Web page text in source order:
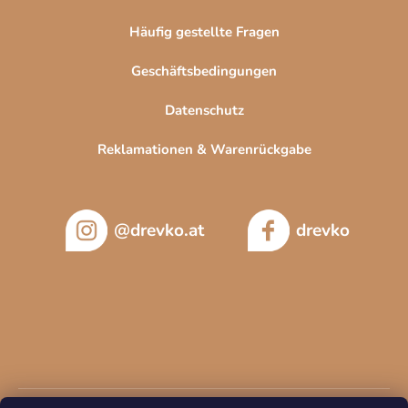
Häufig gestellte Fragen
Geschäftsbedingungen
Datenschutz
Reklamationen & Warenrückgabe
@drevko.at drevko